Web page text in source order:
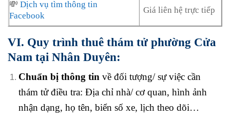
💸 Dịch vụ tìm thông tin
Facebook
Giá liên hệ trực tiếp
VI. Quy trình thuê thám tử phường Cửa
Nam tại Nhân Duyên:
Chuẩn bị thông tinvề đối tượng/ sự việc cần
thám tử điều tra: Địa chỉ nhà/ cơ quan, hình ảnh
nhận dạng, họ tên, biển số xe, lịch theo dõi…